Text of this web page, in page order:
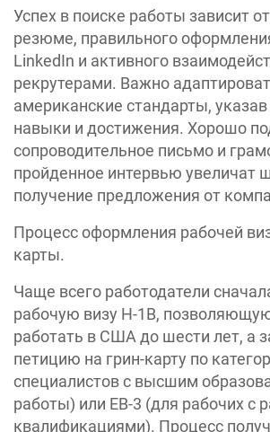
Успех в поиске работы зависит
резюме, правильного
LinkedIn и активного
рекрутерами. Важно
американские стандарты,
навыки и достижения. Хорошо
сопроводительное письмо и
пройденное интервью увеличат
получение предложения от
Процесс оформления рабочей
карты.
Чаще всего работодатели
рабочую визу H-1B,
работать в США до шести лет, а
петицию на грин-карту по
специалистов с высшим
работы) или EB-3 (для рабочих с
квалификациями). Процесс